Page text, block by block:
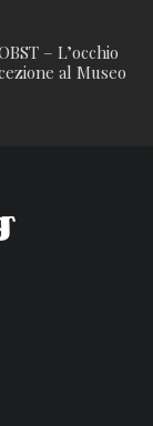
– L’occhio
al Museo